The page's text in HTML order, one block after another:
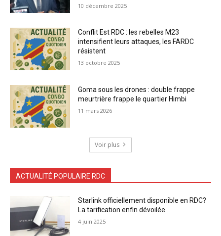
10 décembre 2025
Conflit Est RDC : les rebelles M23
intensifient leurs attaques, les FARDC
résistent
13 octobre 2025
Goma sous les drones : double frappe
meurtrière frappe le quartier Himbi
11 mars 2026
Voir plus
ACTUALITÉ POPULAIRE RDC
Starlink officiellement disponible en RDC?
La tarification enfin dévoilée
4 juin 2025